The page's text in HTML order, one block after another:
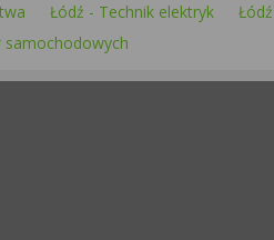
Łódź - Technik elektryk
samochodowych